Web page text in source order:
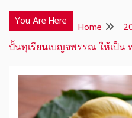
You Are Here Home
ปั้นทุเรียนเบญจพรรณ ให้เป็น